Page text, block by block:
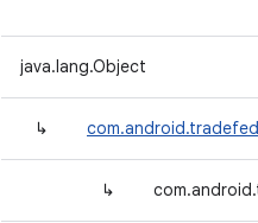
java.lang.Object
↳
↳